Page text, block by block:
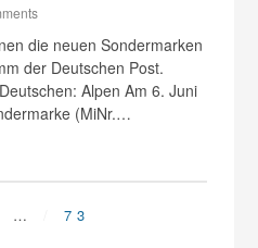
die neuen Sondermarken
der Deutschen Post.
Alpen Am 6. Juni
(MiNr.…
… 73